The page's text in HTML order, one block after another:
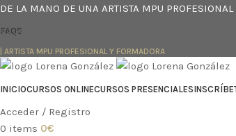
Skip to navigation
Skip to main content
DE LA MANO DE UNA ARTISTA MPU
FAQS
| ARTISTA MPU PROFESIONAL Y FORMADORA
INICIOCURSOS ONLINECURSOS PRESENCIALES
Acceder / Registro
0 items 0€